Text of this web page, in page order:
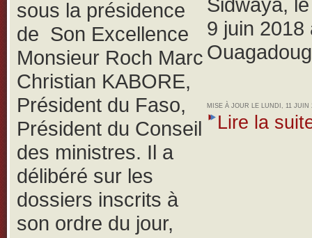
sous la présidence
de Son Excellence
Monsieur Roch Marc
Christian KABORE,
Président du Faso,
Président du Conseil
des ministres. Il a
délibéré sur les
dossiers inscrits à
son ordre du jour,
9 juin 2018
MISE À JOUR LE LUNDI, 11 JUIN
Lire la